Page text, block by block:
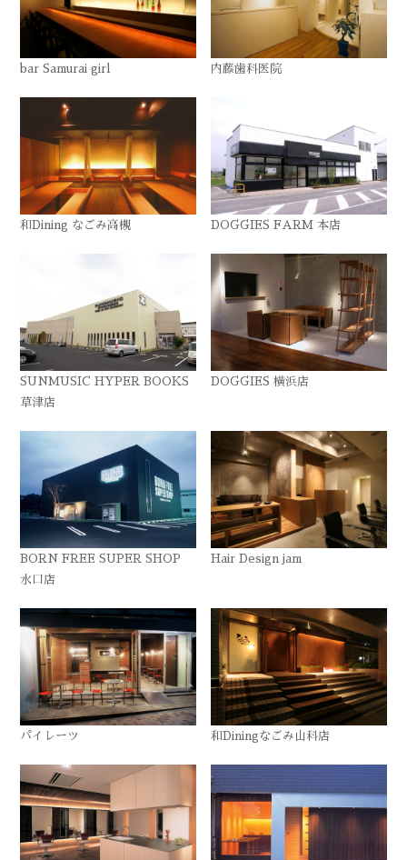
bar Samurai girl 内藤歯科医院
和Dining なごみ高槻 DOGGIES FARM 本店
SUNMUSIC HYPER BOOKS
草津店
DOGGIES 横浜店
BORN FREE SUPER SHOP
水口店
Hair Design jam
パイレーツ 和Diningなごみ山科店